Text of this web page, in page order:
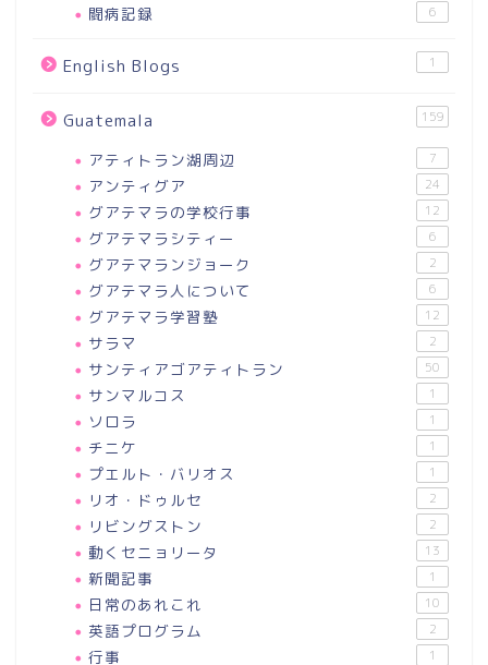
闘病記録 6
English Blogs 1
Guatemala 159
アティトラン湖周辺 7
アンティグア 24
グアテマラの学校行事 12
グアテマラシティー 6
グアテマランジョーク 2
グアテマラ人について 6
グアテマラ学習塾 12
サラマ 2
サンティアゴアティトラン 50
サンマルコス 1
ソロラ 1
チニケ 1
プエルト・バリオス 1
リオ・ドゥルセ 2
リビングストン 2
動くセニョリータ 13
新聞記事 1
日常のあれこれ 10
英語プログラム 2
行事 1